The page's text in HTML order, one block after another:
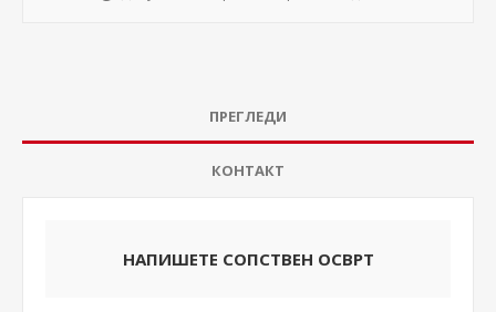
ПРЕГЛЕДИ
КОНТАКТ
НАПИШЕТЕ СОПСТВЕН ОСВРТ